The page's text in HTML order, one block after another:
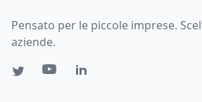
Pensato per le piccole imprese.
aziende.